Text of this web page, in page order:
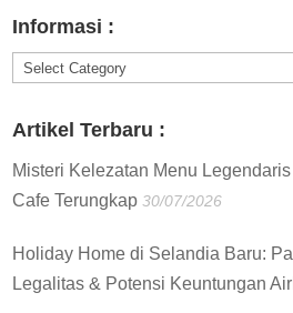
Informasi :
Informasi
Artikel Terbaru :
Misteri Kelezatan Menu
Cafe Terungkap 30/07/2026
Holiday Home di Selandia Baru:
Legalitas & Potensi Keuntungan